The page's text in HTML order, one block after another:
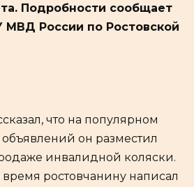
Подробности сообщает
МВД России по Ростовской
что на популярном
объявлений он разместил
инвалидной коляски.
время ростовчанину написал